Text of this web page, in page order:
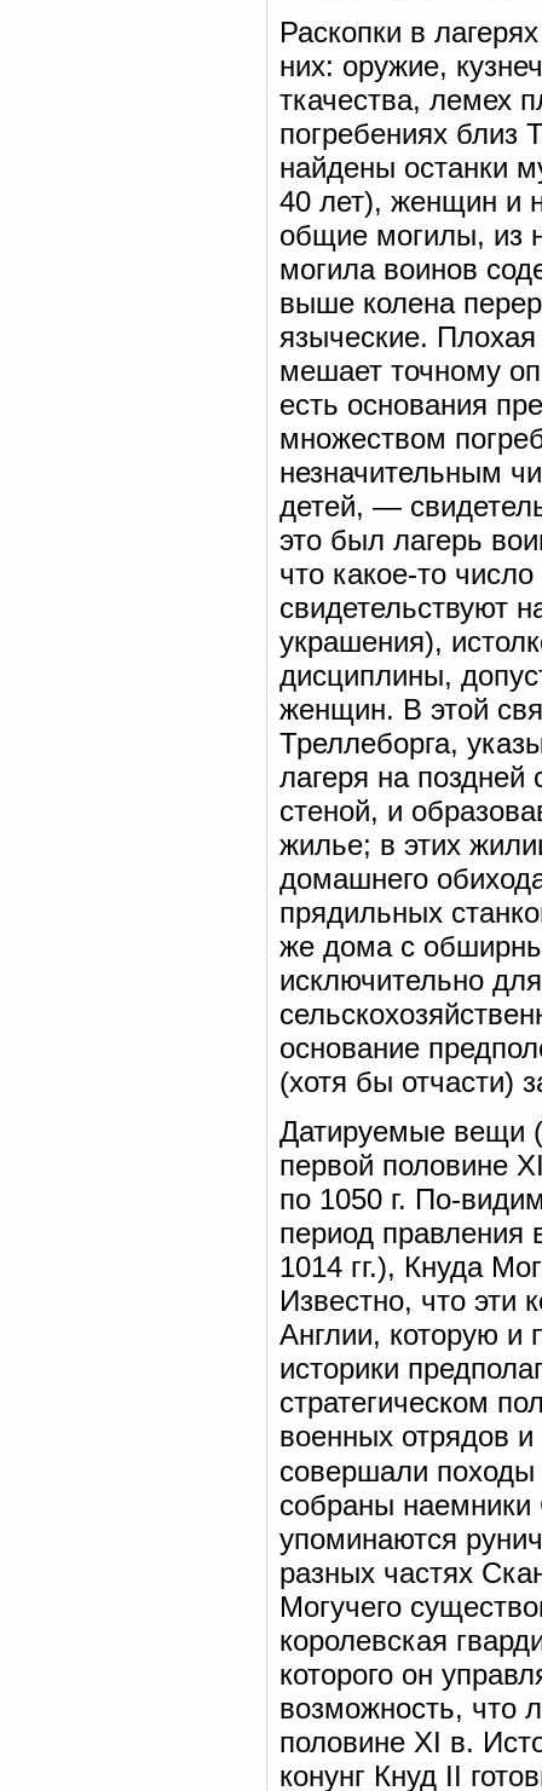
Раскопки в
них: оружие,
ткачества, лемех
погребениях близ
найдены останки
40 лет), женщин и
общие могилы, из
могила воинов
выше колена
языческие. Плохая
мешает точному
есть основания
множеством
незначительным
детей, —
это был лагерь
что какое-то
свидетельствуют
украшения),
дисциплины,
женщин. В этой
Треллеборга,
лагеря на
стеной, и
жилье; в этих
домашнего
прядильных
же дома с
исключительно
основание
(хотя бы отчасти)
Датируемые вещи
первой половине
по 1050 г. По-
период правления
1014 гг.), Кнуда
Известно, что эти
Англии, которую и
историки
стратегическом
военных отрядов и
совершали
собраны наемники
упоминаются
разных частях
Могучего
королевская
которого он
возможность, что
половине XI в.
конунг Кнуд II